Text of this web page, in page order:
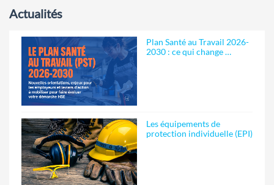
Actualités
Plan Santé au Travail 2026-
2030 : ce qui change …
Les équipements de
protection individuelle (EPI)